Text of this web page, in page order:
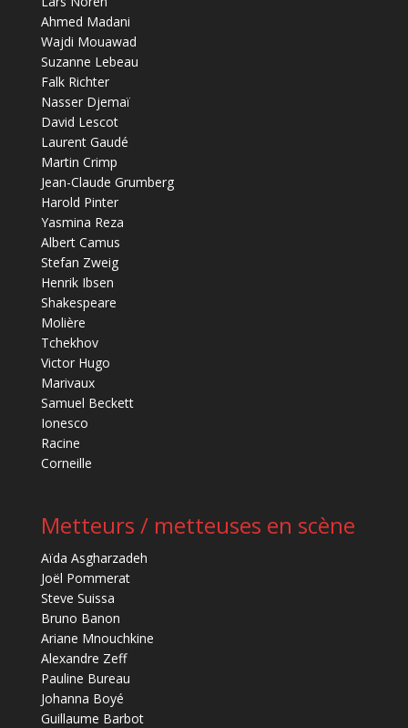
Ahmed Madani
Wajdi Mouawad
Suzanne Lebeau
Falk Richter
Nasser Djemaï
David Lescot
Laurent Gaudé
Martin Crimp
Jean-Claude Grumberg
Harold Pinter
Yasmina Reza
Albert Camus
Stefan Zweig
Henrik Ibsen
Shakespeare
Molière
Tchekhov
Victor Hugo
Marivaux
Samuel Beckett
Ionesco
Racine
Corneille
Metteurs / metteuses en scène
Aïda Asgharzadeh
Joël Pommerat
Steve Suissa
Bruno Banon
Ariane Mnouchkine
Alexandre Zeff
Pauline Bureau
Johanna Boyé
Guillaume Barbot